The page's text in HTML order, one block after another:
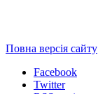
Повна версія сайту
Facebook
Twitter